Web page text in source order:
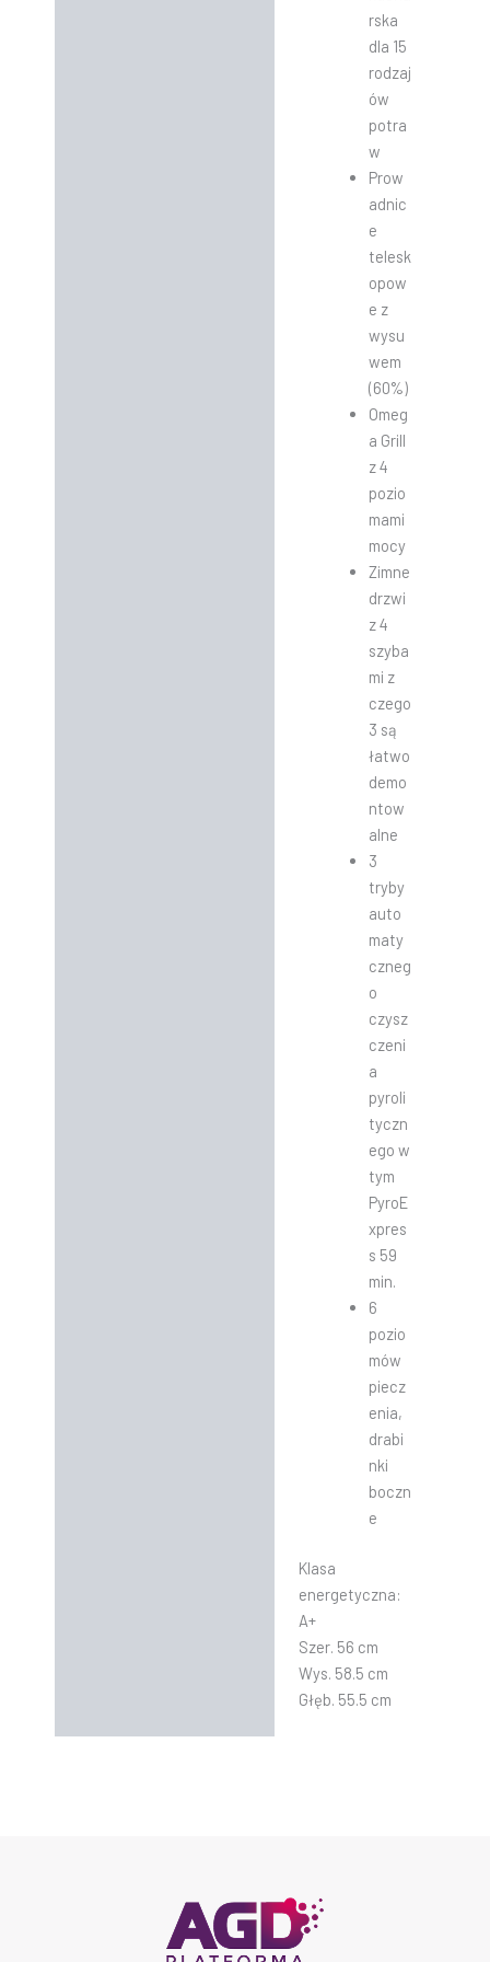
rska
dla 15
rodzaj
ów
potra
w
Prow
adnic
e
telesk
opow
e z
wysu
wem
(60%)
Omeg
a Grill
z 4
pozio
mami
mocy
Zimne
drzwi
z 4
szyba
mi z
czego
3 są
łatwo
demo
ntow
alne
3
tryby
auto
maty
czneg
o
czysz
czeni
a
pyroli
tyczn
ego w
tym
PyroE
xpres
s 59
min.
6
pozio
mów
piecz
enia,
drabi
nki
boczn
e
Klasa
energetyczna:
A+
Szer. 56 cm
Wys. 58.5 cm
Głęb. 55.5 cm